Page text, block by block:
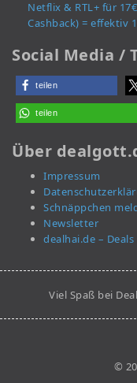
Netflix & RTL+ für
Cashback) = effektiv
Social Media /
teilen
teilen
Über
Impressum
Schnäppchen
Newsletter
dealhai.de –
Viel Spaß bei
©